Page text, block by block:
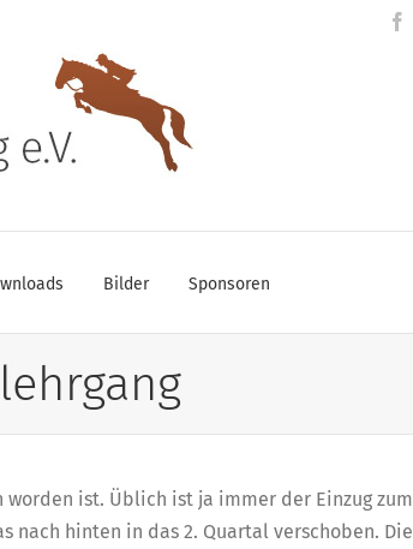
Bilder Sponsoren
ist. Üblich ist ja immer der Einzug zum
nach hinten in das 2. Quartal verschoben. Die